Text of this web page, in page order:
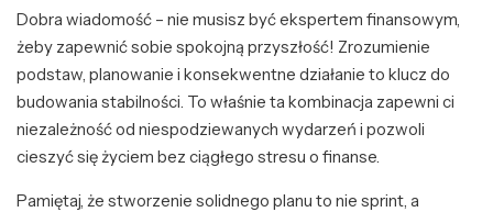
Dobra wiadomość – nie musisz być ekspertem finansowym,
żeby zapewnić sobie spokojną przyszłość! Zrozumienie
podstaw, planowanie i konsekwentne działanie to klucz do
budowania stabilności. To właśnie ta kombinacja zapewni ci
niezależność od niespodziewanych wydarzeń i pozwoli
cieszyć się życiem bez ciągłego stresu o finanse.
Pamiętaj, że stworzenie solidnego planu to nie sprint, a